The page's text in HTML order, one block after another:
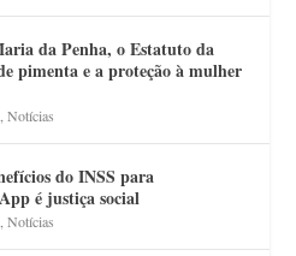
da Penha, o Estatuto da
pimenta e a proteção à mulher
,Notícias
do INSS para
é justiça social
,Notícias